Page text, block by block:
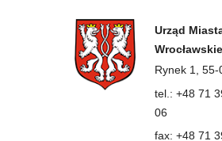
Urząd
Wrocławskie
Rynek 1, 55-
tel.: +48 71
06
fax: +48 71